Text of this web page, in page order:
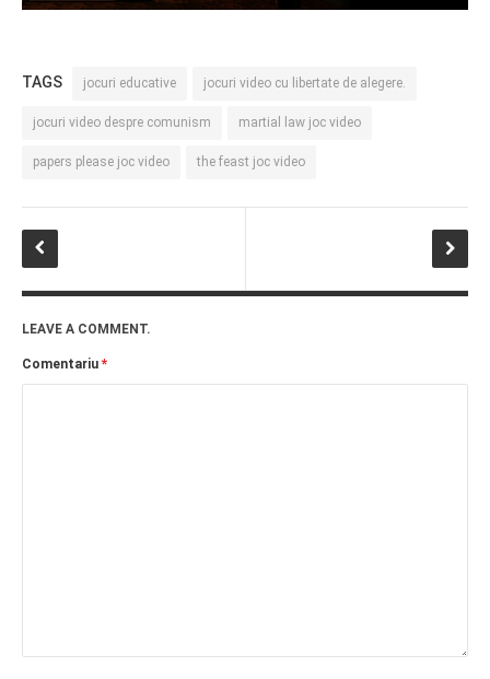
TAGS jocuri educative jocuri video cu libertate de alegere.
jocuri video despre comunism martial law joc video
papers please joc video the feast joc video
LEAVE A COMMENT.
Comentariu *